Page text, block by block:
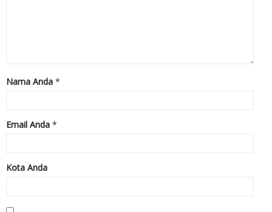
Nama Anda *
Email Anda *
Kota Anda